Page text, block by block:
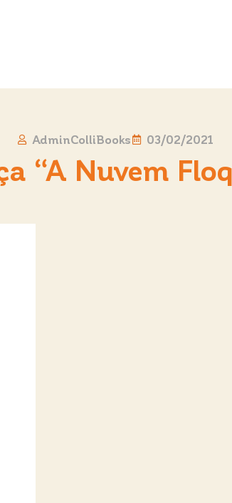
AdminColliBooks 03/02/2021
“A Nuvem